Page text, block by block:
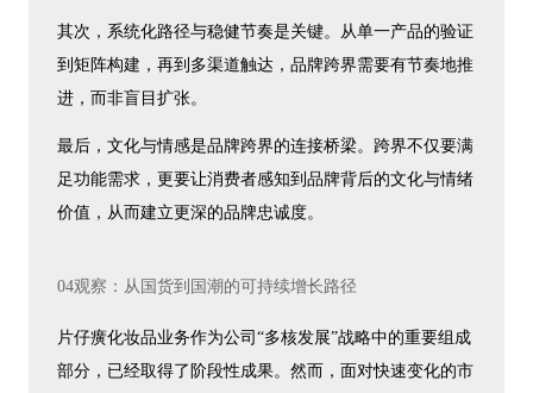
其次，系统化路径与稳健节奏是关键。从单一产品的验证
到矩阵构建，再到多渠道触达，品牌跨界需要有节奏地推
进，而非盲目扩张。
最后，文化与情感是品牌跨界的连接桥梁。跨界不仅要满
足功能需求，更要让消费者感知到品牌背后的文化与情绪
价值，从而建立更深的品牌忠诚度。
04观察：从国货到国潮的可持续增长路径
片仔癀化妆品业务作为公司“多核发展”战略中的重要组成
部分，已经取得了阶段性成果。然而，面对快速变化的市